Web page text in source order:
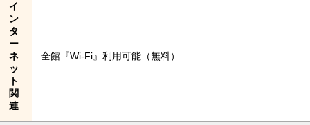
イ
ン
タ
ー
ネ
ッ
ト
関
連
全館『Wi-Fi』利用可能（無料）